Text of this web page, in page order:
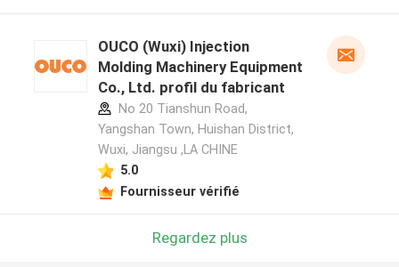
OUCO (Wuxi) Injection
Molding Machinery Equipment
Co., Ltd. profil du fabricant
No 20 Tianshun Road,
Yangshan Town, Huishan District,
Wuxi, Jiangsu ,LA CHINE
5.0
Fournisseur vérifié
Regardez plus